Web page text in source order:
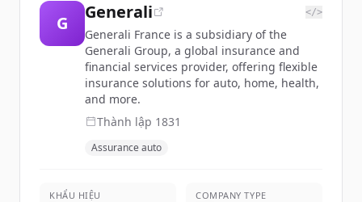
G
Generali </>
Generali France is a subsidiary of the
Generali Group, a global insurance and
financial services provider, offering flexible
insurance solutions for auto, home, health,
and more.
Thành lập 1831
Assurance auto
KHẨU HIỆU COMPANY TYPE